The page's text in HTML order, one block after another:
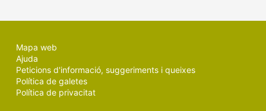
Mapa web
Ajuda
Peticions d'informació, suggeriments i queixes
Política de galetes
Política de privacitat